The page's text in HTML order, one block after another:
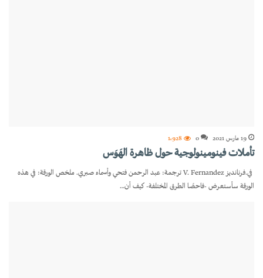
19 مارس 2021 0 1٬928
تأملات فينومينولوجية حول ظاهرة الهَوَس
في.فرنانديز V. Fernandez ترجمة: عبد الرحمن فتحي وأسماء صبري. ملخص الورقة: في هذه
الورقة سأستعرض -فاحصًا الطرق المختلفة- كيف أن…